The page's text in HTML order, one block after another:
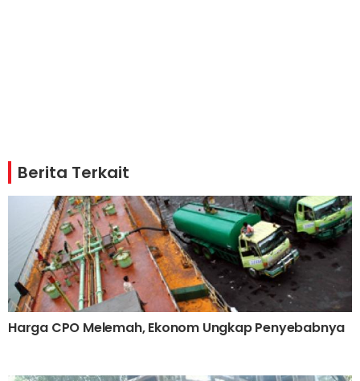
Berita Terkait
Harga CPO Melemah, Ekonom Ungkap Penyebabnya